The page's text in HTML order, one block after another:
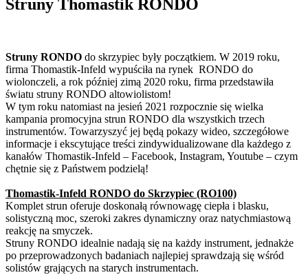
Struny Thomastik RONDO
Struny RONDO do skrzypiec były początkiem. W 2019 roku,
firma Thomastik-Infeld wypuściła na rynek RONDO do
wiolonczeli, a rok później zimą 2020 roku, firma przedstawiła
światu struny RONDO altowiolistom!
W tym roku natomiast na jesień 2021 rozpocznie się wielka
kampania promocyjna strun RONDO dla wszystkich trzech
instrumentów. Towarzyszyć jej będą pokazy wideo, szczegółowe
informacje i ekscytujące treści zindywidualizowane dla każdego z
kanałów Thomastik-Infeld – Facebook, Instagram, Youtube – czym
chętnie się z Państwem podzielą!
Thomastik-Infeld RONDO do Skrzypiec (RO100)
Komplet strun oferuje doskonałą równowagę ciepła i blasku,
solistyczną moc, szeroki zakres dynamiczny oraz natychmiastową
reakcję na smyczek.
Struny RONDO idealnie nadają się na każdy instrument, jednakże
po przeprowadzonych badaniach najlepiej sprawdzają się wśród
solistów grających na starych instrumentach.